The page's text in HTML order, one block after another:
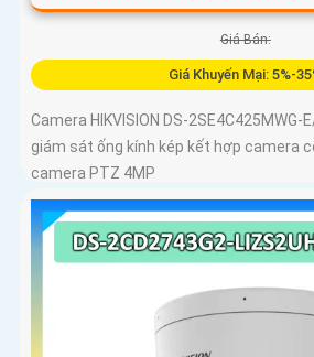
Giá Bán:
Giá Khuyến Mại: 5%-
Camera HIKVISION DS-2SE4C425MWG-
giám sát ống kính kép kết hợp camera
camera PTZ 4MP